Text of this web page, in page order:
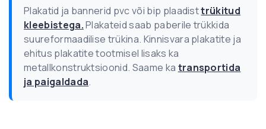
Plakatid ja bannerid pvc või bip plaadisttrükitud
kleebistega.Plakateid saab paberile trükkida
suureformaadilise trükina. Kinnisvara plakatite ja
ehitus plakatite tootmisel lisaks ka
metallkonstruktsioonid. Saame ka transportida
ja paigaldada.